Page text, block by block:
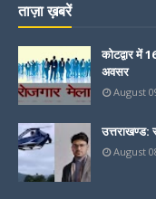
ताज़ा ख़बरें
कोटद्वार में
अवसर
August
उत्तराखण्ड:
August